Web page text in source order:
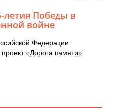
летия Победы в
войне
Федерации
«Дорога памяти»